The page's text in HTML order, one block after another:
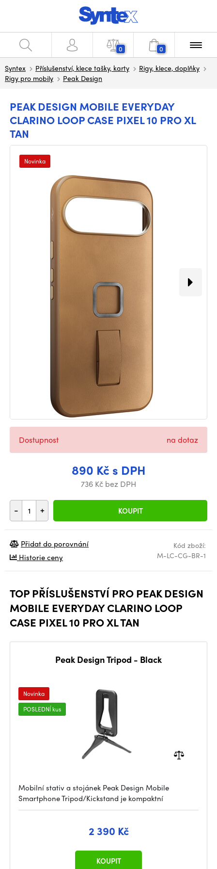
0 0
Syntex Příslušenství, klece tašky, karty
Rigy, klece, doplňky
Rigy pro mobily
Peak Design
PEAK DESIGN MOBILE EVERYDAY
CLARINO LOOP CASE PIXEL 10 PRO XL
TAN
Novinka
890 Kč s DPH
736 Kč bez DPH
- + KOUPIT
Dostupnost na dotaz
Kód zboží:
M-LC-CG-BR-1
Přidat do porovnání
Historie ceny
TOP PŘÍSLUŠENSTVÍ PRO PEAK DESIGN
MOBILE EVERYDAY CLARINO LOOP
CASE PIXEL 10 PRO XL TAN
Peak Design Tripod - Black
Novinka
POSLEDNÍ kus
Mobilní stativ a stojánek Peak Design Mobile
Smartphone Tripod/Kickstand je kompaktní
2 390 Kč
KOUPIT